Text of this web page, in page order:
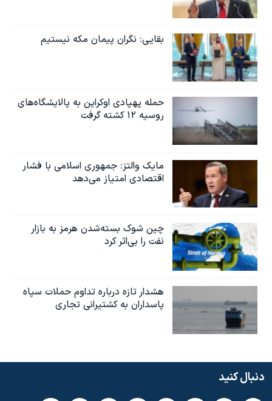
بقایی: نگران پیمان مکه نیستیم
حمله پهپادی اوکراین به پالایشگاه‌های
روسیه ۱۲ کشته گرفت
مایک والتز: جمهوری اسلامی با فشار
اقتصادی امتیاز می‌دهد
چین شوک بسته‌شدن هرمز به بازار
نفت را بی‌اثر کرد
هشدار تازه درباره تداوم حملات سپاه
پاسداران به کشتیرانی تجاری
دنبال کنید